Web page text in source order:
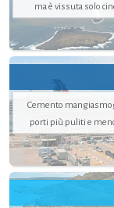
ma è vissuta solo
Cemento
porti più puliti e